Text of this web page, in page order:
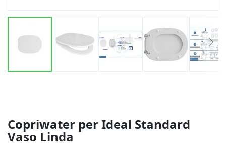
Copriwater per Ideal Standard
Vaso Linda
immagini